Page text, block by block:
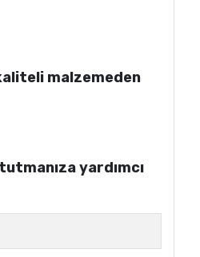
malzemeden
yardımcı